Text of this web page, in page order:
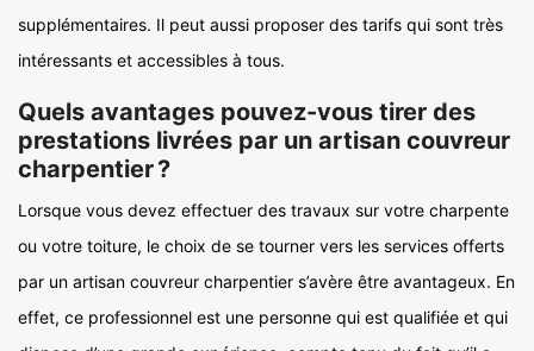
supplémentaires. Il peut aussi proposer des tarifs qui sont très
intéressants et accessibles à tous.
Quels avantages pouvez-vous tirer des
prestations livrées par un artisan couvreur
charpentier ?
Lorsque vous devez effectuer des travaux sur votre charpente
ou votre toiture, le choix de se tourner vers les services offerts
par un artisan couvreur charpentier s’avère être avantageux. En
effet, ce professionnel est une personne qui est qualifiée et qui